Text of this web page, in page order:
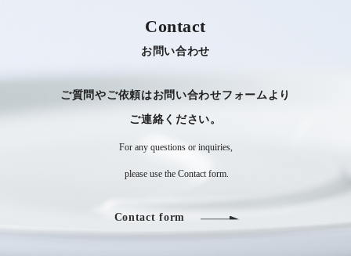
Contact
お問い合わせ
ご質問やご依頼はお問い合わせフォームより
​​​​​​​ご連絡ください。
For any questions or inquiries,
​​​​​​​ please use the Contact form.
Contact form